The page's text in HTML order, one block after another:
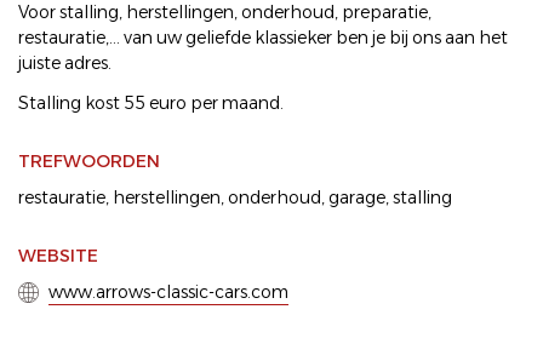
Voor stalling, herstellingen, onderhoud, preparatie,
restauratie,... van uw geliefde klassieker ben je bij ons aan het
juiste adres.
Stalling kost 55 euro per maand.
TREFWOORDEN
restauratie, herstellingen,onderhoud,garage,stalling
WEBSITE
www.arrows-classic-cars.com